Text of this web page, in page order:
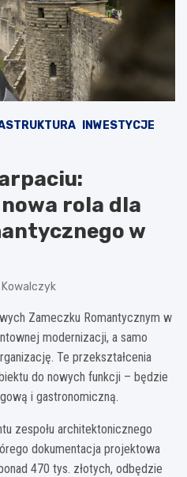
INWESTYCJE
rola dla
w
Zameczku Romantycznym w
modernizacji, a samo
Te przekształcenia
do nowych funkcji – będzie
i gastronomiczną.
zespołu architektonicznego
dokumentacja projektowa
470 tys. złotych, odbędzie